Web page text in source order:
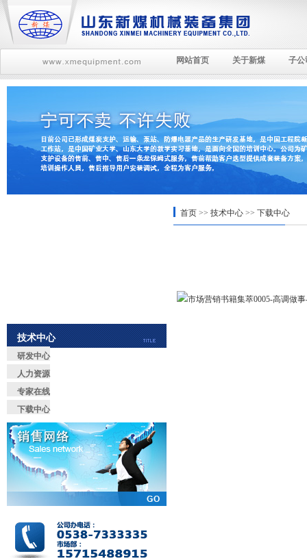
网站首页 关于新煤 子公
首页 >> 技术中心 >> 下载中心
市场营销书籍集萃0005-高调做
技术中心
研发中心
人力资源
专家在线
下载中心